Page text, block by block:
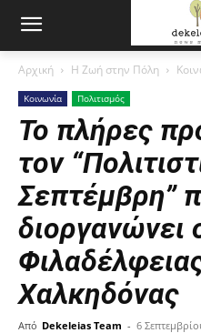
Αρχική Η Ζωή στην Πόλη
Κοινωνία Πολιτισμός
Το πλήρες
τον
Σεπτέμβρη”
διοργανώνει
Χαλκηδόνας
Από Dekeleias Team - 6